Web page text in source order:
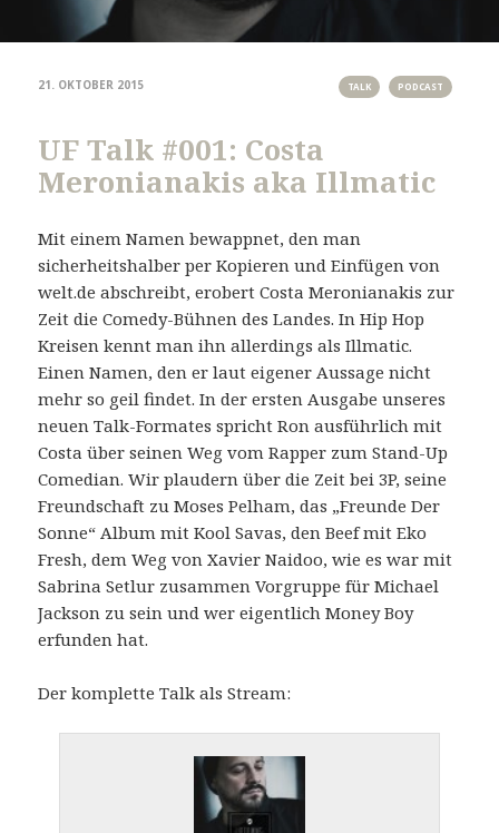
21. OKTOBER 2015 PODCAST
TALK
UF Talk #001: Costa
Meronianakis aka Illmatic
Mit einem Namen bewappnet, den man
sicherheitshalber per Kopieren und Einfügen von
welt.de abschreibt, erobert Costa Meronianakis zur
Zeit die Comedy-Bühnen des Landes. In Hip Hop
Kreisen kennt man ihn allerdings als Illmatic.
Einen Namen, den er laut eigener Aussage nicht
mehr so geil findet. In der ersten Ausgabe unseres
neuen Talk-Formates spricht Ron ausführlich mit
Costa über seinen Weg vom Rapper zum Stand-Up
Comedian. Wir plaudern über die Zeit bei 3P, seine
Freundschaft zu Moses Pelham, das „Freunde Der
Sonne“ Album mit Kool Savas, den Beef mit Eko
Fresh, dem Weg von Xavier Naidoo, wie es war mit
Sabrina Setlur zusammen Vorgruppe für Michael
Jackson zu sein und wer eigentlich Money Boy
erfunden hat.
Der komplette Talk als Stream: